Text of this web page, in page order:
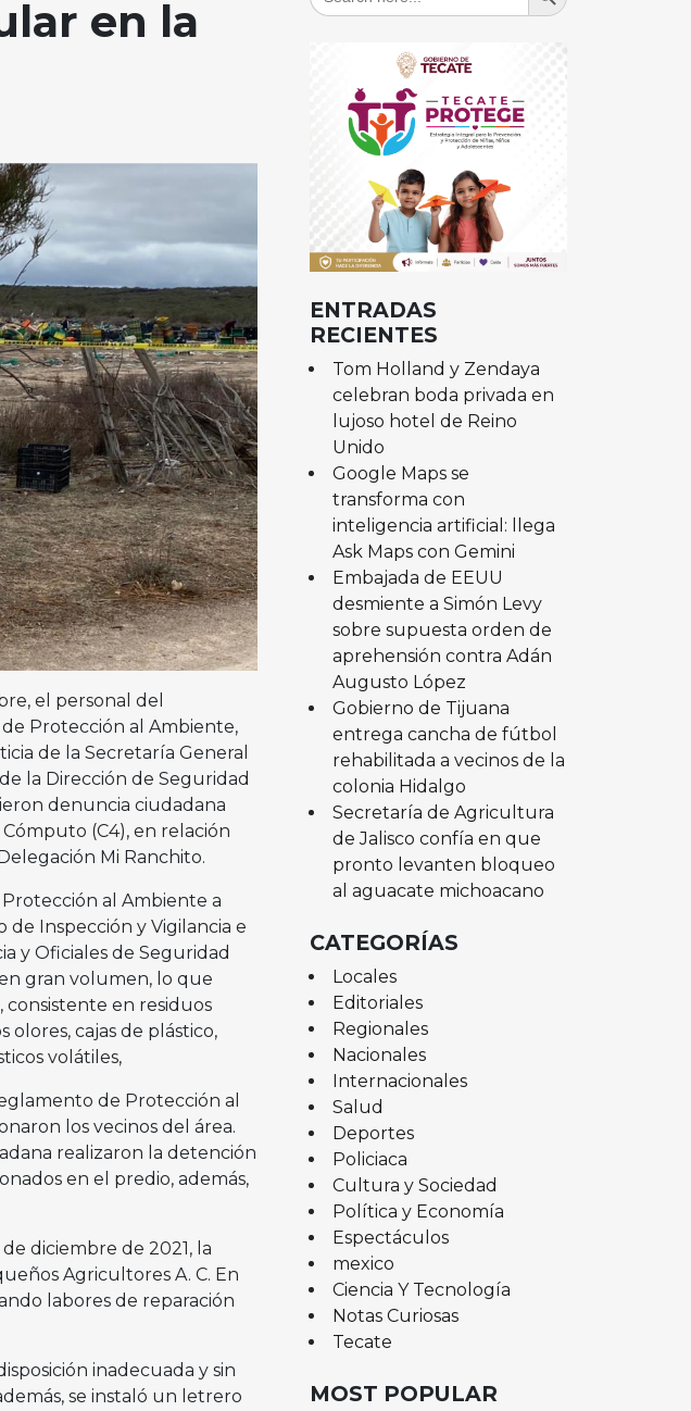
en la
el personal del
Protección al Ambiente,
de la Secretaría General
la Dirección de Seguridad
denuncia ciudadana
(C4), en relación
Mi Ranchito.
al Ambiente a
de Inspección y Vigilancia e
y Oficiales de Seguridad
gran volumen, lo que
en residuos
olores, cajas de plástico,
volátiles,
de Protección al
los vecinos del área.
realizaron la detención
en el predio, además,
diciembre de 2021, la
Agricultores A. C. En
labores de reparación
inadecuada y sin
se instaló un letrero
ENTRADAS
RECIENTES
Tom Holland y Zendaya
celebran boda privada en
lujoso hotel de Reino
Unido
Google Maps se
transforma con
inteligencia artificial: llega
Ask Maps con Gemini
Embajada de EEUU
desmiente a Simón Levy
sobre supuesta orden de
aprehensión contra Adán
Augusto López
Gobierno de Tijuana
entrega cancha de fútbol
rehabilitada a vecinos de la
colonia Hidalgo
Secretaría de Agricultura
de Jalisco confía en que
pronto levanten bloqueo
al aguacate michoacano
CATEGORÍAS
Locales
Editoriales
Regionales
Nacionales
Internacionales
Salud
Deportes
Policiaca
Cultura y Sociedad
Política y Economía
Espectáculos
mexico
Ciencia Y Tecnología
Notas Curiosas
Tecate
MOST POPULAR